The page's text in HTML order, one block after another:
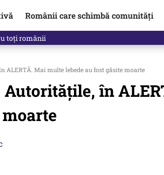
Românii care schimbă comunități
toți românii
ALERTĂ. Mai multe lebede au fost găsite moarte
Autoritățile, în